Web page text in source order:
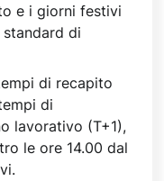
e i giorni festivi
di
di recapito
di
lavorativo (T+1),
le ore 14.00 dal